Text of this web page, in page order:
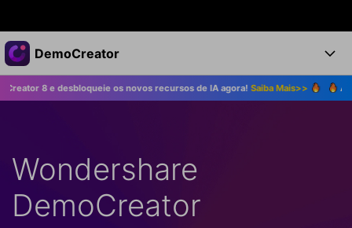
Produtos em destaque
Criatividade digital com IA generativa
Utilitários
Negócios
Sala de imprensa
Loja
DemoCreator
Produtos
Recursos
Todos os recursos >
Recursos de IA
Dicas de IA
Soluções
DemoCreator para
Central de Ajuda
os novos recursos de IA agora!Saiba Mais>> Atualize para o
Wondershare
DemoCreator